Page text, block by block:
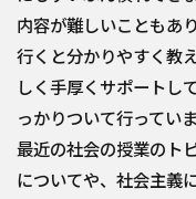
内容が難しいこともあ
行くと分かりやすく教
しく手厚くサポートし
っかりついて行っていま
最近の社会の授業のト
についてや、社会主義